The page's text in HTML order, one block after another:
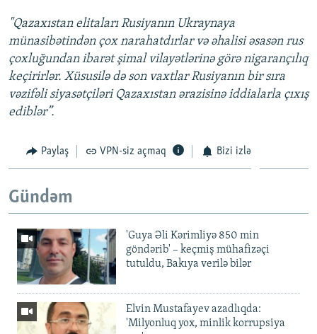
"Qazaxıstan elitaları Rusiyanın Ukraynaya
münasibətindən çox narahatdırlar və əhalisi əsasən rus
çoxluğundan ibarət şimal vilayətlərinə görə nigarançılıq
keçirirlər. Xüsusilə də son vaxtlar Rusiyanın bir sıra
vəzifəli siyasətçiləri Qazaxıstan ərazisinə iddialarla çıxış
ediblər”.
Paylaş VPN-siz açmaq Bizi izlə
Gündəm
'Guya Əli Kərimliyə 850 min
göndərib' – keçmiş mühafizəçi
tutuldu, Bakıya verilə bilər
Elvin Mustafayev azadlıqda:
'Milyonluq yox, minlik korrupsiya